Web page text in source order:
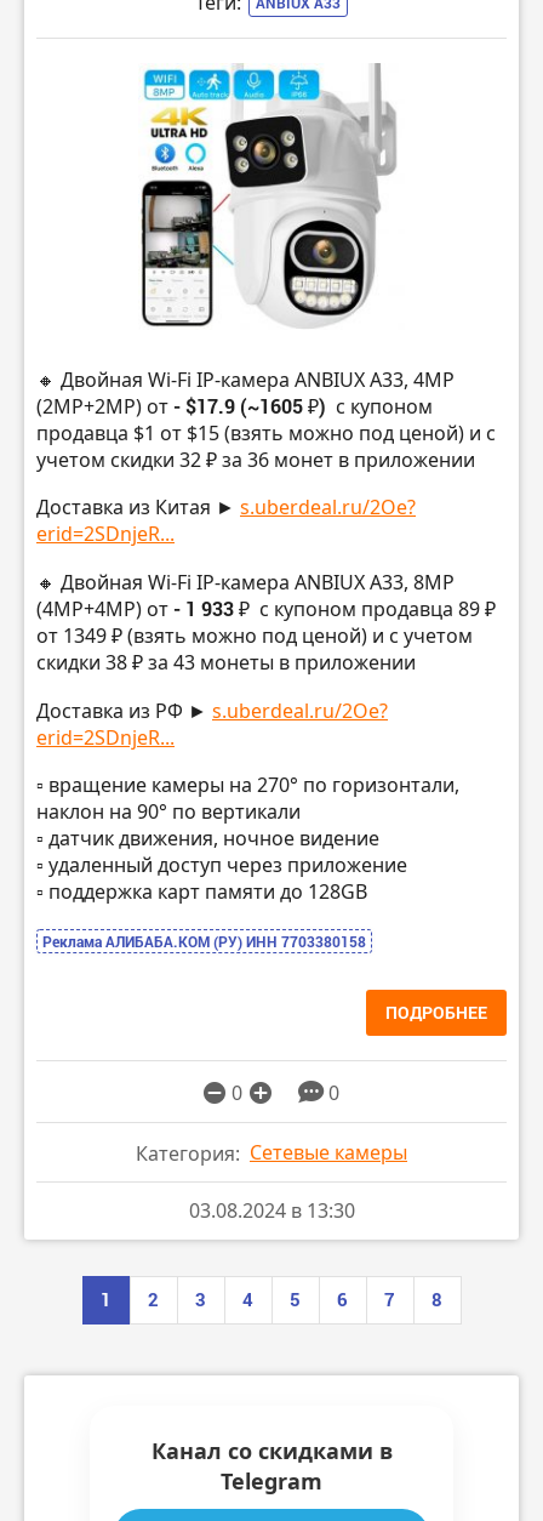
🔸 Двойная Wi-Fi IP-камера ANBIUX A33, 4MP
(2MP+2MP) от- $17.9 (~1605 ₽) с купоном
продавца $1 от $15 (взять можно под ценой) и с
учетом скидки 32 ₽ за 36 монет в приложении
Доставка из Китая ► s.uberdeal.ru/2Oe?
erid=2SDnjeR...
🔸 Двойная Wi-Fi IP-камера ANBIUX A33, 8MP
(4MP+4MP) от- 1 933 ₽ с купоном продавца 89 ₽
от 1349 ₽ (взять можно под ценой) и с учетом
скидки 38 ₽ за 43 монеты в приложении
Доставка из РФ ► s.uberdeal.ru/2Oe?
erid=2SDnjeR...
▫️ вращение камеры на 270° по горизонтали,
наклон на 90° по вертикали
▫️ датчик движения, ночное видение
▫️ удаленный доступ через приложение
▫️ поддержка карт памяти до 128GB
Реклама АЛИБАБА.КОМ (РУ) ИНН 7703380158
ПОДРОБНЕЕ
0 0
Категория: Сетевые камеры
03.08.2024 в 13:30
1 2 3 4 5 6 7 8
Канал со скидками в
Telegram